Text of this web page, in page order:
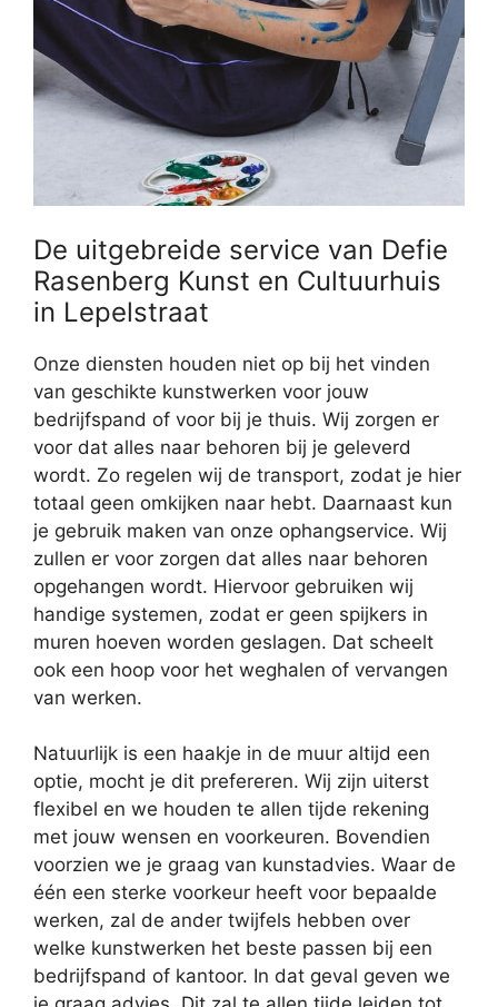
De uitgebreide service van Defie
Rasenberg Kunst en Cultuurhuis
in Lepelstraat
Onze diensten houden niet op bij het vinden
van geschikte kunstwerken voor jouw
bedrijfspand of voor bij je thuis. Wij zorgen er
voor dat alles naar behoren bij je geleverd
wordt. Zo regelen wij de transport, zodat je hier
totaal geen omkijken naar hebt. Daarnaast kun
je gebruik maken van onze ophangservice. Wij
zullen er voor zorgen dat alles naar behoren
opgehangen wordt. Hiervoor gebruiken wij
handige systemen, zodat er geen spijkers in
muren hoeven worden geslagen. Dat scheelt
ook een hoop voor het weghalen of vervangen
van werken.
Natuurlijk is een haakje in de muur altijd een
optie, mocht je dit prefereren. Wij zijn uiterst
flexibel en we houden te allen tijde rekening
met jouw wensen en voorkeuren. Bovendien
voorzien we je graag van kunstadvies. Waar de
één een sterke voorkeur heeft voor bepaalde
werken, zal de ander twijfels hebben over
welke kunstwerken het beste passen bij een
bedrijfspand of kantoor. In dat geval geven we